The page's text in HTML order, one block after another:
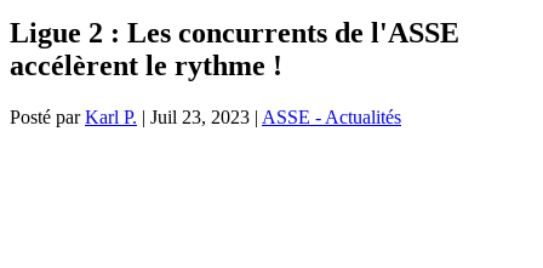
Ligue 2 : Les concurrents de l'ASSE
accélèrent le rythme !
Posté parKarl P. | Juil 23, 2023 | ASSE - Actualités